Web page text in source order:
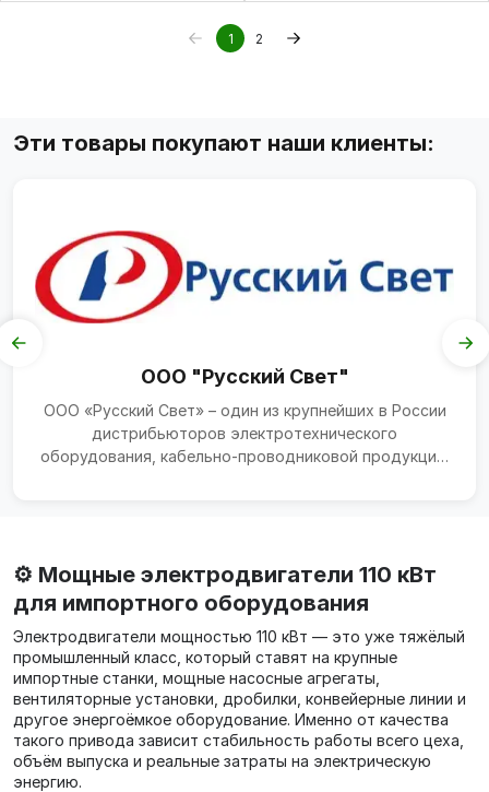
1 2
Эти товары покупают наши клиенты:
ООО "Русский Свет"
ООО «Русский Свет» – один из крупнейших в России
дистрибьюторов электротехнического
оборудования, кабельно‑проводниковой продукции,
⚙️ Мощные электродвигатели 110 кВт
для импортного оборудования
Электродвигатели мощностью 110 кВт — это уже тяжёлый
промышленный класс, который ставят на крупные
импортные станки, мощные насосные агрегаты,
вентиляторные установки, дробилки, конвейерные линии и
другое энергоёмкое оборудование. Именно от качества
такого привода зависит стабильность работы всего цеха,
объём выпуска и реальные затраты на электрическую
энергию.